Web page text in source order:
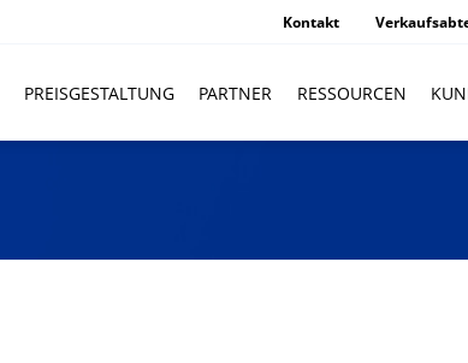
Kontakt
PREISGESTALTUNG PARTNER RESSOURCEN